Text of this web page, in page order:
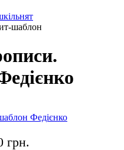
шаблон
грн.